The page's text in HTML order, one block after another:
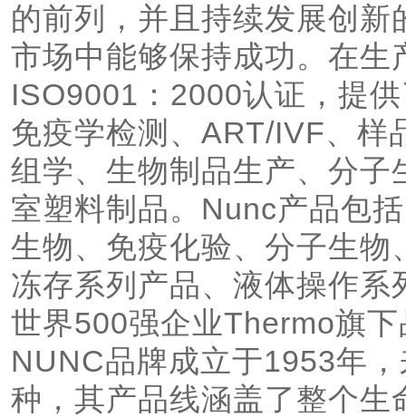
产品、液体操作系列等。 [1] 世界500强企业
名。 NUNC品牌成
2000种，其产品线
于为世界各国的科研
中，细胞培养系列产
以及冷冻保藏系列产
产品的价值观：创新
1. 悠久历史，产品工
制成，原材料经过严
全，涵盖整个细胞培
的前列，并且持续发展创
市场中能够保持成功。在
ISO9001：2000认证，提
免疫学检测、ART/IVF、样
组学、生物制品生产、分
室塑料制品。Nunc产品包
生物、免疫化验、分子生
冻存系列产品、液体操作
世界500强企业Thermo旗
NUNC品牌成立于1953年
种，其产品线涵盖了整个